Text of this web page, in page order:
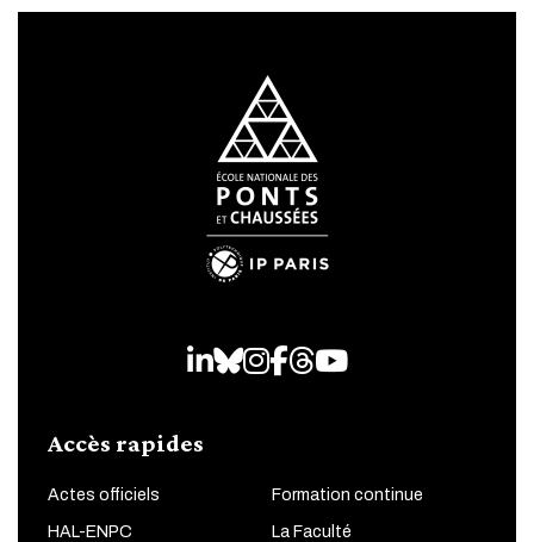
LinkedIn
Bluesky
Instagram
Facebook
Threads
Youtube
Accès rapides
Actes officiels Formation continue
HAL-ENPC La Faculté